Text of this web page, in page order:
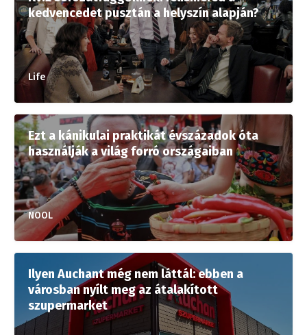
kedvencedet pusztán a helyszín alapján?
Life
Ezt a kánikulai praktikát évszázadok óta
használják a világ forró országaiban
NOOL
Ilyen Auchant még nem láttál: ebben a
városban nyílt meg az átalakított
szupermarket